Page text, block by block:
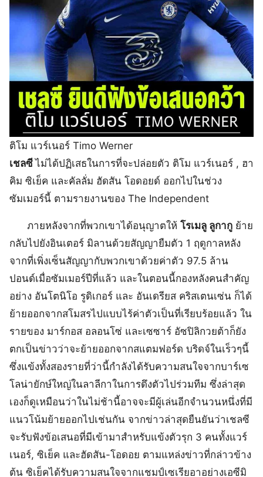
ติโม แวร์เนอร์ Timo Werner
เชลซีไม่ได้ปฏิเสธในการที่จะปล่อยตัว ติโม แวร์เนอร์ , ฮา
คิม ซิเย็ค และคัลลั่ม ฮัดสัน โอดอยด์ ออกไปในช่วง
ซัมเมอร์นี้ ตามรายงานของ The Independent
ภายหลังจากที่พวกเขาได้อนุญาตให้ โรเมลู ลูกากู ย้าย
กลับไปยังอินเตอร์ มิลานด้วยสัญญายืมตัว 1 ฤดูกาลหลัง
จากที่เพิ่งเซ็นสัญญากับพวกเขาด้วยค่าตัว 97.5 ล้าน
ปอนด์เมื่อซัมเมอร์ปีที่แล้ว และในตอนนี้กองหลังคนสำคัญ
อย่าง อันโตนิโอ รูดิเกอร์ และ อันเดรียส คริสเตนเซ่น ก็ได้
ย้ายออกจากสโมสรไปแบบไร้ค่าตัวเป็นที่เรียบร้อยแล้ว ใน
รายของ มาร์กอส อลอนโซ่ และเซซาร์ อัซปิลิกวยต้าก็ยัง
ตกเป็นข่าวว่าจะย้ายออกจากสแตมฟอร์ด บริดจ์ในเร็วๆนี้
ซึ่งแข้งทั้งสองรายที่ว่านี้กำลังได้รับความสนใจจากบาร์เซ
โลน่ายักษ์ใหญ่ในลาลีกาในการดึงตัวไปร่วมทีม ซึ่งล่าสุด
เองก็ดูเหมือนว่าในไม่ช้านี้อาจจะมีผู้เล่นอีกจำนวนหนึ่งที่มี
แนวโน้มย้ายออกไปเช่นกัน จากข่าวล่าสุดยืนยันว่าเชลซี
จะรับฟังข้อเสนอที่มีเข้ามาสำหรับแข้งตัวรุก 3 คนทั้งแวร์
เนอร์, ซิเย็ค และฮัดสัน-โอดอย ตามแหล่งข่าวที่กล่าวข้าง
ต้น ซิเย็คได้รับความสนใจจากแชมป์เซเรียอาอย่างเอซีมิ